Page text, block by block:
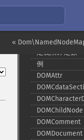
«
DOM
インストール/
定義済み定数
例
DOMAttr
DOMChildNode
DOMComment
DOMDocument